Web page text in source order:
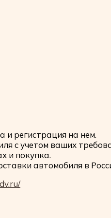
и регистрация на нем.
с учетом ваших
и покупка.
автомобиля в